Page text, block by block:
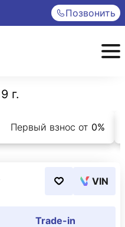
Позвонить
г.
Первый взнос от 0%
VIN
Trade-in